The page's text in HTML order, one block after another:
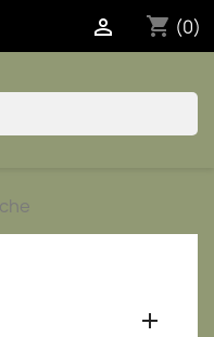
shopping_cart (0)

